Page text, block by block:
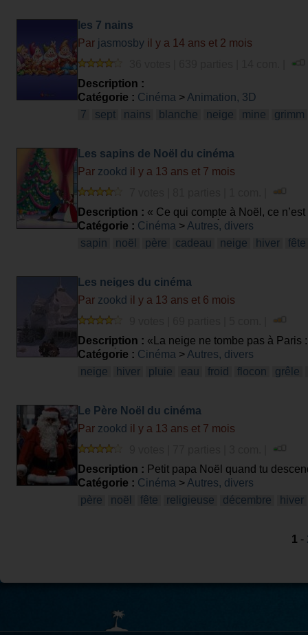
les 7 nains
Par jasmosby il y a 14 ans et 2 mois
Description :
Catégorie : Cinéma > Animation, 3D
7
sept nains blanche neige mine grimm
Les sapins de Noël du cinéma
Par zookd il y a 13 ans et 7 mois
Description : « Ce qui compte à Noël, ce
identifier un film avec une scène de sapin?
Catégorie : Cinéma > Autres, divers
sapin
noël père cadeau neige hiver fête
Les neiges du cinéma
Par zookd il y a 13 ans et 6 mois
Description : «La neige ne tombe pas à Paris
enneigée ?
Catégorie : Cinéma > Autres, divers
neige
hiver pluie eau froid flocon grêle
Le Père Noël du cinéma
Par zookd il y a 13 ans et 7 mois
Description : Petit papa Noël quand tu
un film parmis ces trentes extraits de film ?
Catégorie : Cinéma > Autres, divers
père
noël fête religieuse décembre hiver
1 -